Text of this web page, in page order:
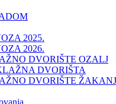
2025.
2026.
DVORIŠTE OZALJ
DVORIŠTA
DVORIŠTE